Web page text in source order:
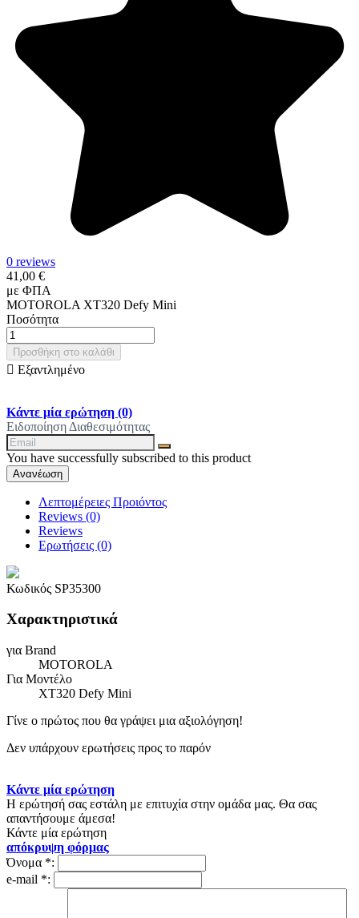
0 reviews
41,00 €
με ΦΠΑ
MOTOROLA XT320 Defy Mini
Ποσότητα
Προσθήκη στο καλάθι
 Εξαντλημένο
Κάντε μία ερώτηση (0)
Ειδοποίηση Διαθεσιμότητας
You have successfully subscribed to this product
Λεπτομέρειες Προιόντος
Reviews (0)
Reviews
Ερωτήσεις (0)
Κωδικός SP35300
Χαρακτηριστικά
για Brand
MOTOROLA
Για Μοντέλο
XT320 Defy Mini
Γίνε ο πρώτος που θα γράψει μια αξιολόγηση!
Δεν υπάρχουν ερωτήσεις προς το παρόν
Κάντε μία ερώτηση
Η ερώτησή σας εστάλη με επιτυχία στην ομάδα μας. Θα σας
απαντήσουμε άμεσα!
Κάντε μία ερώτηση
απόκρυψη φόρμας
Όνομα *:
e-mail *: